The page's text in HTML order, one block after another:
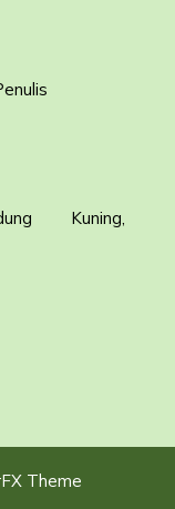
Kuning,
Theme